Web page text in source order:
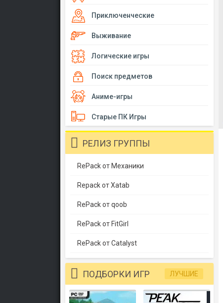
Приключенческие
Выживание
Логические игры
Поиск предметов
Аниме-игры
Старые ПК Игры
РЕЛИЗ ГРУППЫ
RePack от Механики
Repack от Xatab
RePack от qoob
RePack от FitGirl
RePack от Catalyst
ПОДБОРКИ ИГР ЛУЧШИЕ